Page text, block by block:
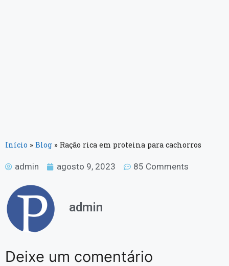
Início » Blog » Ração rica em proteina para cachorros
admin agosto 9, 2023 85 Comments
admin
Deixe um comentário